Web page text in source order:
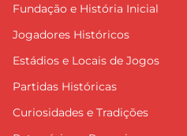
Fundação e História Inicial
Jogadores Históricos
Estádios e Locais de Jogos
Partidas Históricas
Curiosidades e Tradições